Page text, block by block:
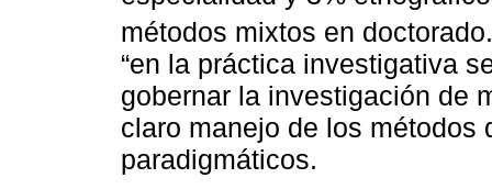
métodos mixtos en
“en la práctica investigativa
gobernar la investigación de
claro manejo de los métodos
paradigmáticos.